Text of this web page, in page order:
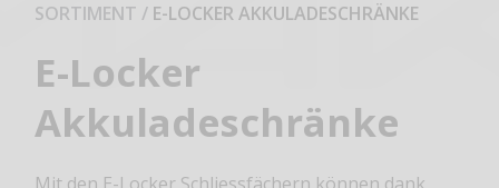
SORTIMENT / E-LOCKER AKKULADESCHRÄNKE
E-Locker
Akkuladeschränke